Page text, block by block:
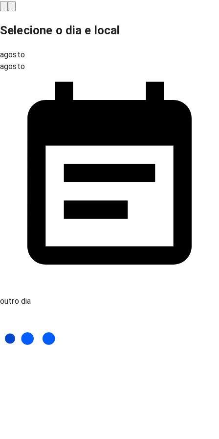
Selecione o dia e local
agosto
agosto
outro dia